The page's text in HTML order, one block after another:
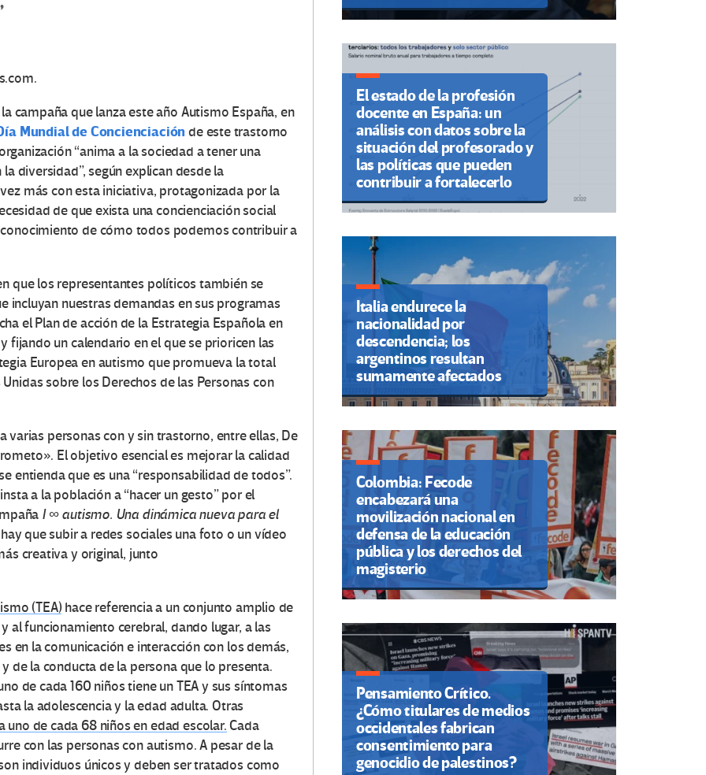
campaña que lanza este año Autismo España, en
Mundial de Concienciación de este trastorno
“anima a la sociedad a tener una
diversidad”, según explican desde la
más con esta iniciativa, protagonizada por la
de que exista una concienciación social
de cómo todos podemos contribuir a
que los representantes políticos también se
incluyan nuestras demandas en sus programas
el Plan de acción de la Estrategia Española en
fijando un calendario en el que se prioricen las
Europea en autismo que promueva la total
sobre los Derechos de las Personas con
varias personas con y sin trastorno, entre ellas, De
El objetivo esencial es mejorar la calidad
entienda que es una “responsabilidad de todos”.
a la población a “hacer un gesto” por el
I ∞ autismo. Una dinámica nueva para el
que subir a redes sociales una foto o un vídeo
creativa y original, junto
(TEA)hace referencia a un conjunto amplio de
al funcionamiento cerebral, dando lugar, a las
en la comunicación e interacción con los demás,
de la conducta de la persona que lo presenta.
de cada 160 niños tiene un TEA y sus síntomas
la adolescencia y la edad adulta. Otras
uno de cada 68 niños en edad escolar.Cada
con las personas con autismo. A pesar de la
individuos únicos y deben ser tratados como
El estado de la profesión
docente en España: un
análisis con datos sobre la
situación del profesorado y
las políticas que pueden
contribuir a fortalecerlo
Italia endurece la
nacionalidad por
descendencia; los
argentinos resultan
sumamente afectados
Colombia: Fecode
encabezará una
movilización nacional en
defensa de la educación
pública y los derechos del
magisterio
Pensamiento Crítico.
¿Cómo titulares de medios
occidentales fabrican
consentimiento para
genocidio de palestinos?